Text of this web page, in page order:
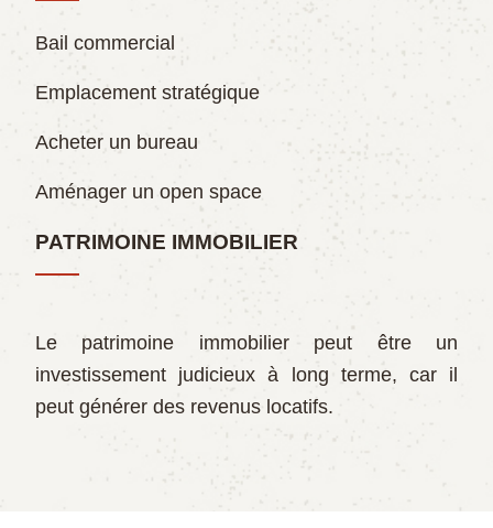
Bail commercial
Emplacement stratégique
Acheter un bureau
Aménager un open space
PATRIMOINE IMMOBILIER
Le patrimoine immobilier peut être un
investissement judicieux à long terme, car il
peut générer des revenus locatifs.